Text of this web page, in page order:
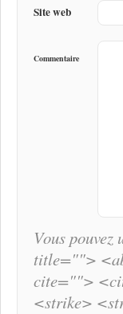
Site web
Commentaire
Vous
title="">
cite="">
<strike>